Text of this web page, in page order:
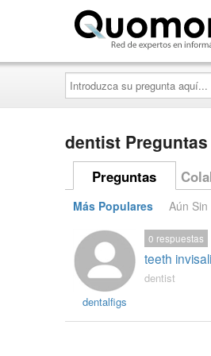
Introduzca
su
pregunta
aquí...
dentist
Preguntas
Más Populares Aún
dentalfigs
teeth
0 respuestas
dentist